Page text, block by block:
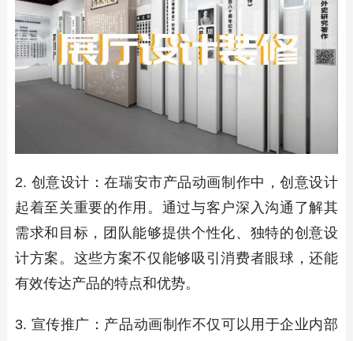
2. 创意设计：在瑞安市产品动画制作中，创意设计
起着至关重要的作用。通过与客户深入沟通了解其
需求和目标，团队能够提供个性化、独特的创意设
计方案。这些方案不仅能够吸引消费者眼球，还能
有效传达产品的特点和优势。
3. 宣传推广：产品动画制作不仅可以用于企业内部